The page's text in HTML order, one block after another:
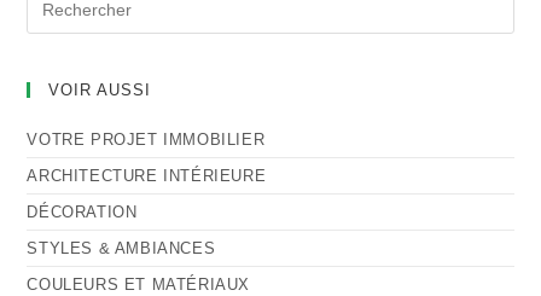
sur
ce
VOIR AUSSI
VOTRE PROJET IMMOBILIER
ARCHITECTURE INTÉRIEURE
DÉCORATION
STYLES & AMBIANCES
COULEURS ET MATÉRIAUX